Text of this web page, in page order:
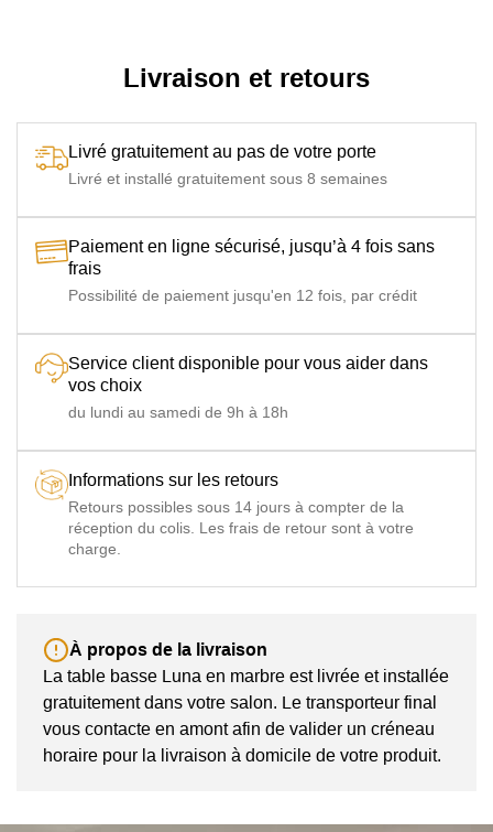
Livraison et retours
Livré gratuitement au pas de votre porte
Livré et installé gratuitement sous 8 semaines
Paiement en ligne sécurisé, jusqu’à 4 fois sans
frais
Possibilité de paiement jusqu'en 12 fois, par crédit
Service client disponible pour vous aider dans
vos choix
du lundi au samedi de 9h à 18h
Informations sur les retours
Retours possibles sous 14 jours à compter de la
réception du colis. Les frais de retour sont à votre
charge.
À propos de la livraison
La table basse Luna en marbre est livrée et installée
gratuitement dans votre salon. Le transporteur final
vous contacte en amont afin de valider un créneau
horaire pour la livraison à domicile de votre produit.